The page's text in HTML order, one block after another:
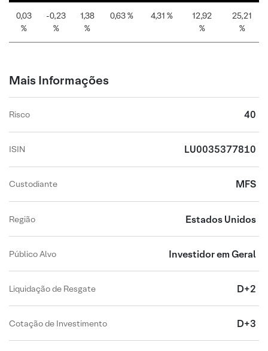
0,03
%
-0,23
%
1,38
%
0,63 % 4,31 %
12,92
%
25,21
%
Mais Informações
Risco 40
ISIN LU0035377810
Custodiante MFS
Região Estados Unidos
Público Alvo Investidor em Geral
Liquidação de Resgate D+2
Cotação de Investimento D+3